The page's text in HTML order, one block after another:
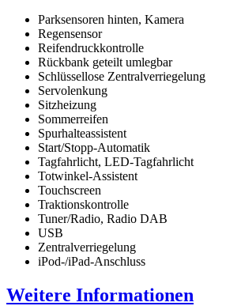
Parksensoren hinten, Kamera
Regensensor
Reifendruckkontrolle
Rückbank geteilt umlegbar
Schlüssellose Zentralverriegelung
Servolenkung
Sitzheizung
Sommerreifen
Spurhalteassistent
Start/Stopp-Automatik
Tagfahrlicht, LED-Tagfahrlicht
Totwinkel-Assistent
Touchscreen
Traktionskontrolle
Tuner/Radio, Radio DAB
USB
Zentralverriegelung
iPod-/iPad-Anschluss
Weitere Informationen